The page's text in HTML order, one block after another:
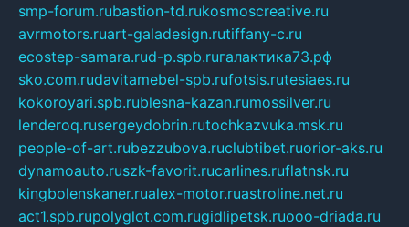
smp-forum.rubastion-td.rukosmoscreative.ru
avrmotors.ruart-galadesign.rutiffany-c.ru
ecostep-samara.rud-p.spb.ruгалактика73.рф
sko.com.rudavitamebel-spb.rufotsis.rutesiaes.ru
kokoroyari.spb.rublesna-kazan.rumossilver.ru
lenderoq.rusergeydobrin.rutochkazvuka.msk.ru
people-of-art.rubezzubova.ruclubtibet.ruorior-aks.ru
dynamoauto.ruszk-favorit.rucarlines.ruflatnsk.ru
kingbolenskaner.rualex-motor.ruastroline.net.ru
act1.spb.rupolyglot.com.rugidlipetsk.ruooo-driada.ru